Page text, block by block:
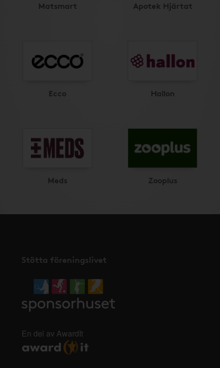
Matsmart Apotek Hjärtat
Ecco Hallon
Meds Zooplus
Stötta föreningslivet
En del av AwardIt